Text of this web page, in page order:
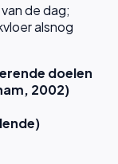
de dag;
alsnog
doelen
2002)